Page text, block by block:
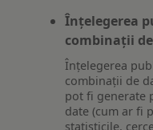
Înțelegerea
combinații
Înțelegerea
combinații de
pot fi generate
date (cum ar fi
statisticile,